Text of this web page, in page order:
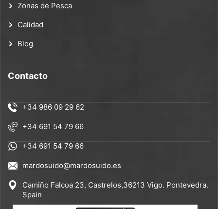
Zonas de Pesca
Calidad
Blog
Contacto
+34 986 09 29 62
+34 691 54 79 66
+34 691 54 79 66
mardosuido@mardosuido.es
Camiño Falcoa 23, Castrelos,36213 Vigo. Pontevedra.
Spain